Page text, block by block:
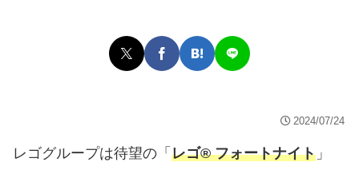
2024/07/24
レゴグループは待望の「 レゴ® フォートナイト 」